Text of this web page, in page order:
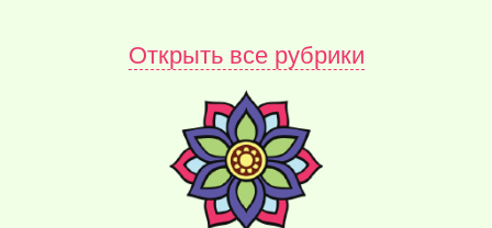
Открыть все рубрики